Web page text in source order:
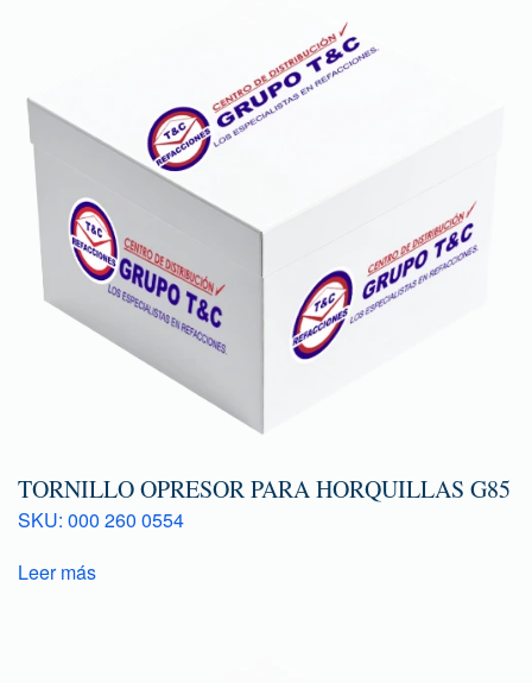
TORNILLO OPRESOR PARA HORQUILLAS G85
SKU: 000 260 0554
Leer más